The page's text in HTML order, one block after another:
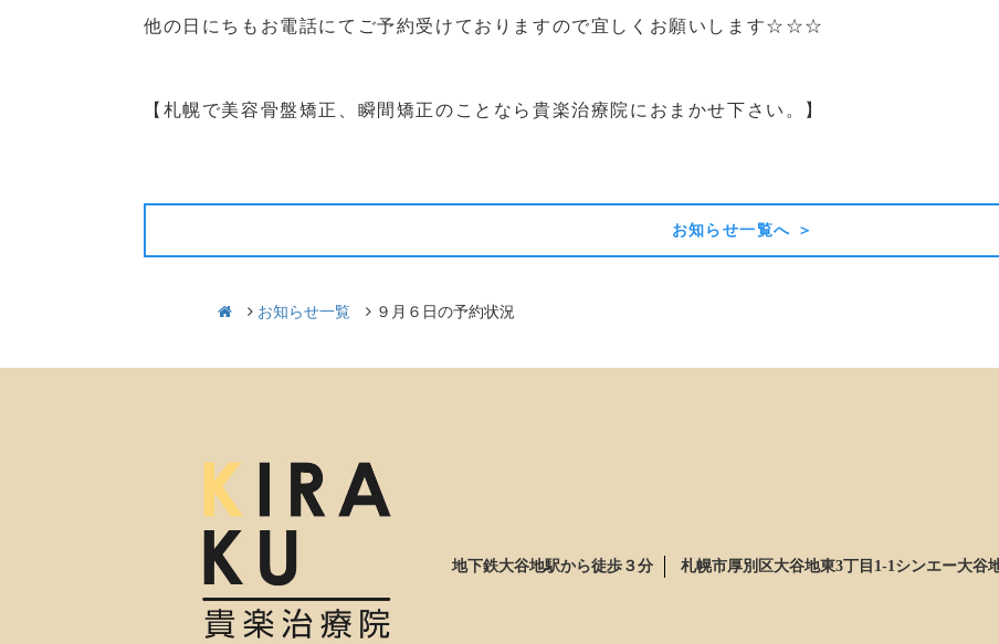
他の日にちもお電話にてご予約受けておりますので宜しくお願いします☆☆☆
【札幌で美容骨盤矯正、瞬間矯正のことなら貴楽治療院におまかせ下さい。】
お知らせ一覧へ ＞
お知らせ一覧 ９月６日の予約状況
地下鉄大谷地駅から徒歩３分 札幌市厚別区大谷地東3丁目1-1シンエー大谷